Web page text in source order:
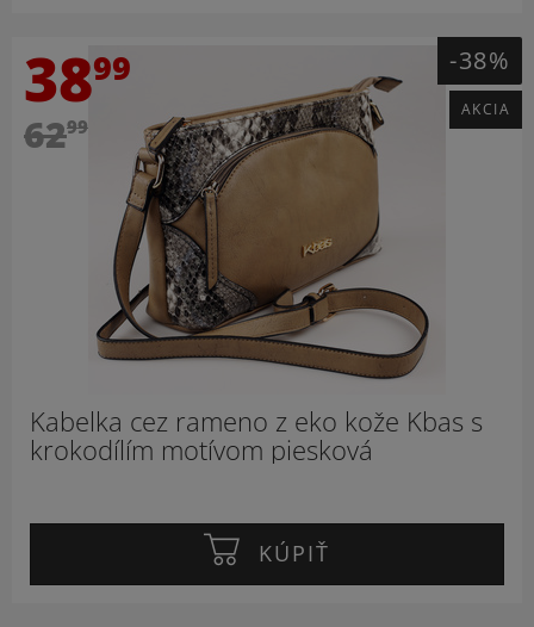
3899
6299
-38%
AKCIA
Kabelka cez rameno z eko kože Kbas s
krokodílím motívom piesková
KÚPIŤ